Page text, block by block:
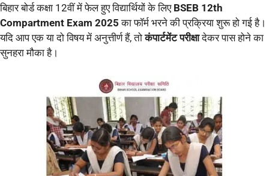
बिहार बोर्ड कक्षा 12वीं में फेल हुए विद्यार्थियों के लिए BSEB 12th
Compartment Exam 2025 का फॉर्म भरने की प्रक्रिया शुरू हो गई है।
यदि आप एक या दो विषय में अनुत्तीर्ण हैं, तोकंपार्टमेंट परीक्षादेकर पास होने का
सुनहरा मौका है।